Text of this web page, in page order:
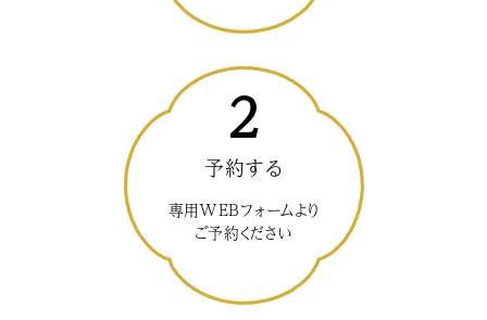
2
予約する
専用WEBフォームより
ご予約ください